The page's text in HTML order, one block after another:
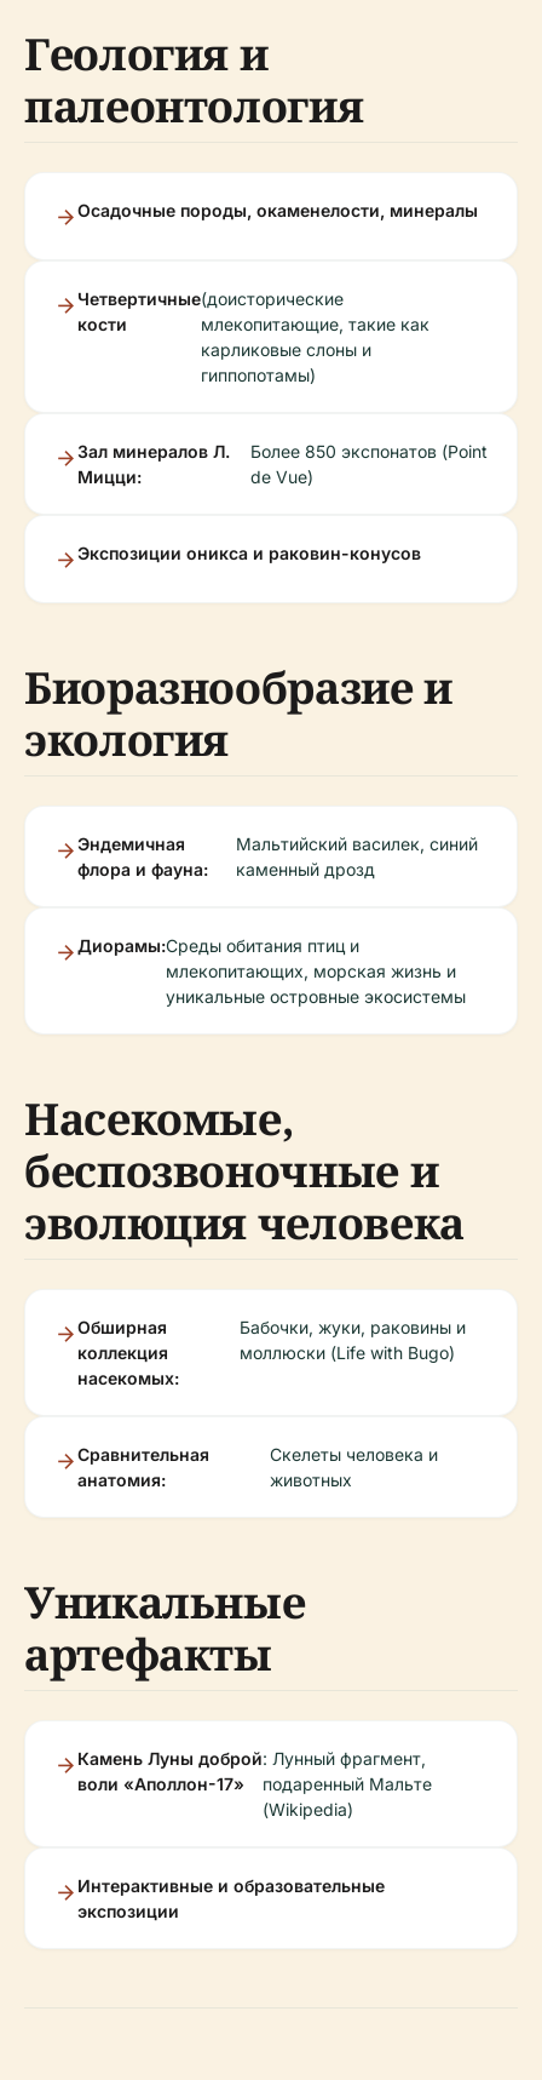
Геология и
палеонтология
Осадочные породы, окаменелости, минералы
Четвертичные
кости
(доисторические
млекопитающие, такие как
карликовые слоны и
гиппопотамы)
Зал минералов Л.
Мицци:
Более 850 экспонатов (Point
de Vue)
Экспозиции оникса и раковин-конусов
Биоразнообразие и
экология
Эндемичная
флора и фауна:
Мальтийский василек, синий
каменный дрозд
Диорамы:Среды обитания птиц и
млекопитающих, морская жизнь и
уникальные островные экосистемы
Насекомые,
беспозвоночные и
эволюция человека
Обширная
коллекция
насекомых:
Бабочки, жуки, раковины и
моллюски (Life with Bugo)
Сравнительная
анатомия:
Скелеты человека и
животных
Уникальные
артефакты
Камень Луны доброй
воли «Аполлон-17»
: Лунный фрагмент,
подаренный Мальте
(Wikipedia)
Интерактивные и образовательные
экспозиции